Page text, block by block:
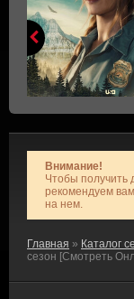
Внимание!
Чтобы получить
рекомендуем вам
на нем.
Главная » Каталог
сезон [Смотреть